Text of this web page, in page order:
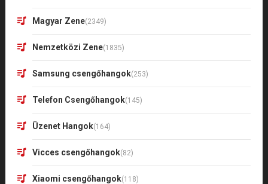
Magyar Zene(2349)
Nemzetközi Zene(1835)
Samsung csengőhangok(253)
Telefon Csengőhangok(145)
Üzenet Hangok(164)
Vicces csengőhangok(82)
Xiaomi csengőhangok(118)